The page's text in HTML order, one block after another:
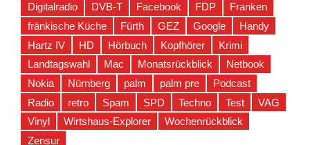
Digitalradio
DVB-T Facebook FDP
Franken
fränkische Küche
Fürth GEZ Google
Handy
Hartz IV
HD Hörbuch Kopfhörer
Krimi
Landtagswahl
Mac Monatsrückblick
Netbook
Nokia
Nürnberg palm palm pre
Podcast
Radio
retro Spam SPD Techno Test
VAG
Vinyl
Wirtshaus-Explorer
Wochenrückblick
Zensur